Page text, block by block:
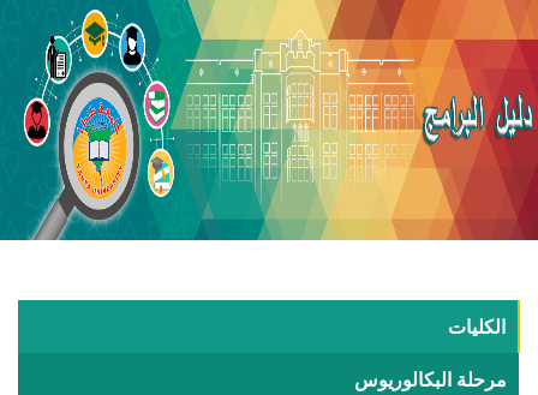
الكليات
مرحلة البكالوريوس